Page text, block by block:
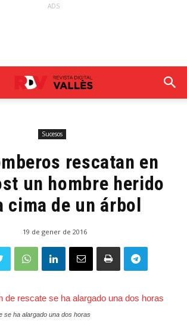
ADS
Sucesos
rescatan en
un hombre herido
cima de un árbol
19 de gener de 2016
se ha alargado una dos horas